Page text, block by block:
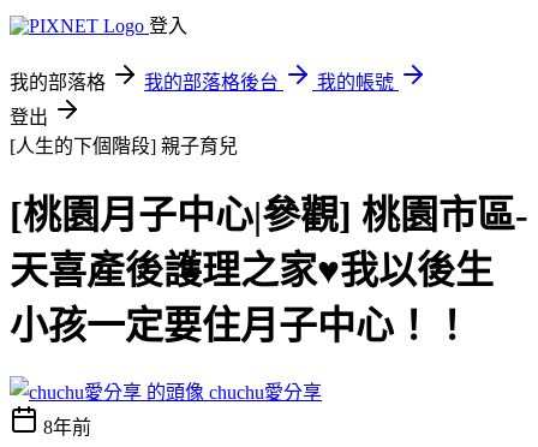
登入
我的部落格 我的部落格後台
我的帳號
登出
[人生的下個階段] 親子育兒
[桃園月子中心|參觀] 桃園市區-
天喜產後護理之家♥我以後生
小孩一定要住月子中心！！
chuchu愛分享
8年前